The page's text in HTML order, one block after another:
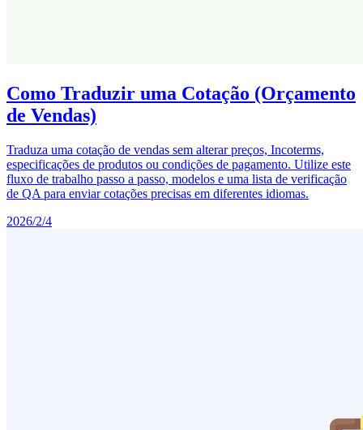
Como Traduzir uma Cotação (Orçamento
de Vendas)
Traduza uma cotação de vendas sem alterar preços, Incoterms,
especificações de produtos ou condições de pagamento. Utilize este
fluxo de trabalho passo a passo, modelos e uma lista de verificação
de QA para enviar cotações precisas em diferentes idiomas.
2026/2/4